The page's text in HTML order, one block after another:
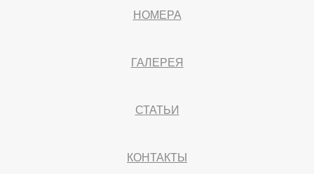
НОМЕРА
ГАЛЕРЕЯ
СТАТЬИ
КОНТАКТЫ